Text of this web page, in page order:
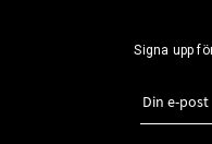
Signa upp